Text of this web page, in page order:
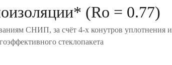
(Ro = 0.77)
СНИП, за счёт 4-х конутров уплотнения и
стеклопакета